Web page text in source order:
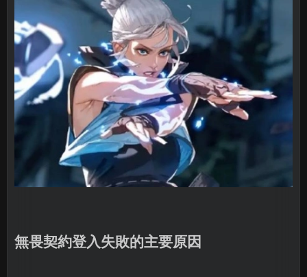
無畏契約登入失敗的主要原因